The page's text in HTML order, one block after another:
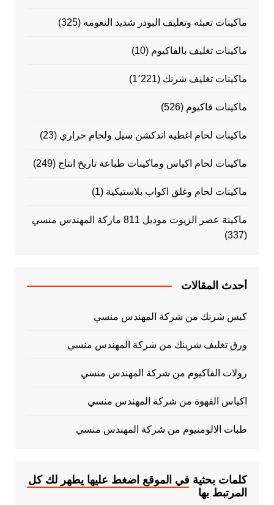
ماكينات تعبئه وتغليف البودر شديد النعومه (325)
ماكينات تغليف بالفاكيوم (10)
ماكينات تغليف شرنك (1٬221)
ماكينات فاكيوم (526)
ماكينات لحام اغطيه اندكشن سيل ولحام حراري (23)
ماكينات لحام اكياس وماكينات طباعة تاريخ انتاج (249)
ماكينات لحام وغلق اكواب بلاستيكية (1)
ماكينة عصر الزيوت موديل 811 ماركة المهندس منسي
(337)
أحدث المقالات
كيس شرنك من شركة المهندس منسي
ورق تغليف شرينك من شركة المهندس منسي
رولات الفاكيوم من شركة المهندس منسي
اكياس القهوة من شركة المهندس منسي
طبات الالومنيوم من شركة المهندس منسي
كلمات بحثية في الموقع اضغط عليها يطهر لك كل
المرتبط بها